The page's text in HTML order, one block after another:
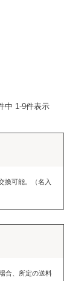
中 1-9件表示
換可能。（名入
合、所定の送料